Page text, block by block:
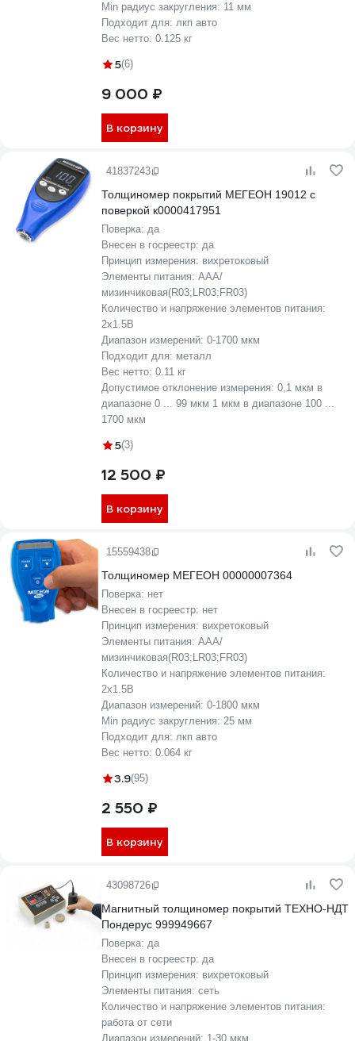
Min радиус закругления: 11 мм
Подходит для: лкп авто
Вес нетто: 0.125 кг
5(6)
9 000 ₽
В корзину
41837243
Толщиномер покрытий МЕГЕОН 19012 с
поверкой к0000417951
Поверка: да
Внесен в госреестр: да
Принцип измерения: вихретоковый
Элементы питания: AAA/
мизинчиковая(R03;LR03;FR03)
Количество и напряжение элементов питания:
2х1.5B
Диапазон измерений: 0-1700 мкм
Подходит для: металл
Вес нетто: 0.11 кг
Допустимое отклонение измерения: 0,1 мкм в
диапазоне 0 ... 99 мкм 1 мкм в диапазоне 100 ...
1700 мкм
5(3)
12 500 ₽
В корзину
15559438
Толщиномер МЕГЕОН 00000007364
Поверка: нет
Внесен в госреестр: нет
Принцип измерения: вихретоковый
Элементы питания: AAA/
мизинчиковая(R03;LR03;FR03)
Количество и напряжение элементов питания:
2х1.5B
Диапазон измерений: 0-1800 мкм
Min радиус закругления: 25 мм
Подходит для: лкп авто
Вес нетто: 0.064 кг
3.9(95)
2 550 ₽
В корзину
43098726
Магнитный толщиномер покрытий ТЕХНО-НДТ
Пондерус 999949667
Поверка: да
Внесен в госреестр: да
Принцип измерения: вихретоковый
Элементы питания: сеть
Количество и напряжение элементов питания:
работа от сети
Диапазон измерений: 1-30 мкм